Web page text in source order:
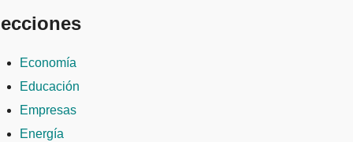
Economía
Educación
Empresas
Energía